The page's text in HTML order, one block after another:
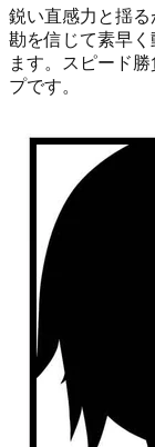
鋭い直感力と揺
勘を信じて素早
ます。スピード
プです。